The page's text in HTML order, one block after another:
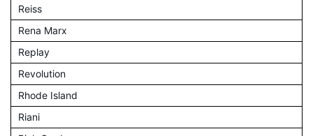
Reiss
Rena Marx
Replay
Revolution
Rhode Island
Riani